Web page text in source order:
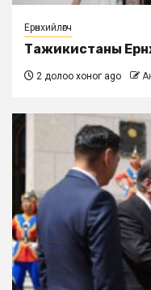
Ерөнхийлөгч
Тажикистаны
2 долоо хоног ago